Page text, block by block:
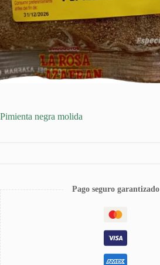
Pimienta negra molida
Pago seguro garantizado